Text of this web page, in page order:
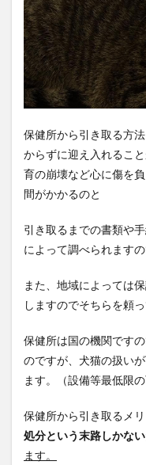
保健所から引き取る方
からずに迎え入れるこ
育の崩壊など心に傷を
間がかかるのと
引き取るまでの書類や
によって調べられます
また、地域によっては
しますのでそちらを頼
保健所は国の機関です
のですが、犬猫の扱い
ます。（設備等最低限
保健所から引き取るメリ
処分という末路しかない
ます。